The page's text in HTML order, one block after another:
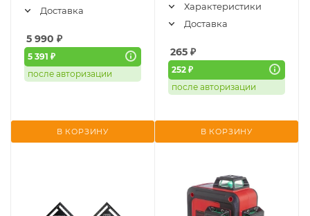
Доставка
5 990 ₽
5 391 ₽
после авторизации
В КОРЗИНУ
Характеристики
Доставка
265 ₽
252 ₽
после авторизации
В КОРЗИНУ